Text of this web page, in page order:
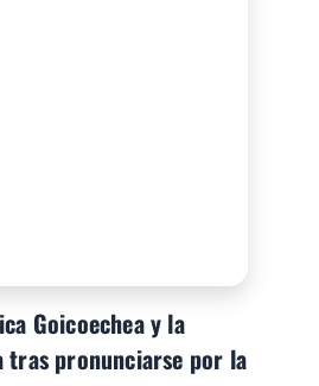
Goicoechea y la
tras pronunciarse por la